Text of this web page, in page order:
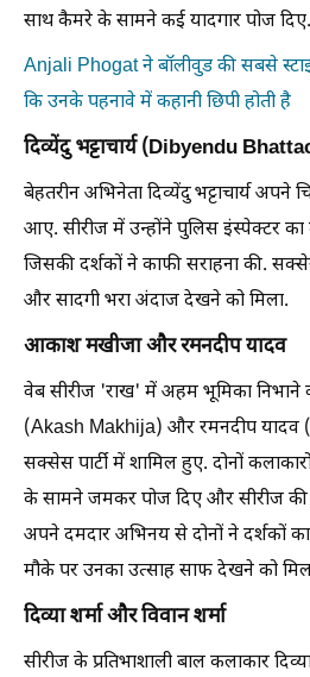
साथ कैमरे के सामने कई यादगार पोज दिए.
Anjali Phogat ने बॉलीवुड की सबसे
कि उनके पहनावे में कहानी छिपी होती है
दिव्येंदु भट्टाचार्य (Dibyendu
बेहतरीन अभिनेता दिव्येंदु भट्टाचार्य अपने
आए. सीरीज में उन्होंने पुलिस इंस्पेक्टर का
जिसकी दर्शकों ने काफी सराहना की.
और सादगी भरा अंदाज देखने को मिला.
आकाश मखीजा और रमनदीप यादव
वेब सीरीज 'राख' में अहम भूमिका
(Akash Makhija) और रमनदीप यादव
सक्सेस पार्टी में शामिल हुए. दोनों
के सामने जमकर पोज दिए और सीरीज की
अपने दमदार अभिनय से दोनों ने दर्शकों
मौके पर उनका उत्साह साफ देखने को
दिव्या शर्मा और विवान शर्मा
सीरीज के प्रतिभाशाली बाल कलाकार